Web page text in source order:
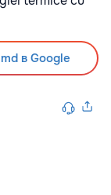
в Google